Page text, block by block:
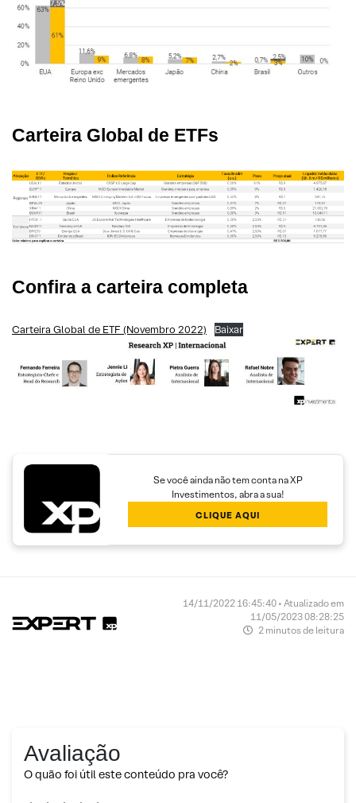
Carteira Global de ETFs
Confira a carteira completa
Carteira Global de ETF (Novembro 2022) Baixar
Se você ainda não tem conta na XP
Investimentos, abra a sua!
CLIQUE AQUI
14/11/2022 16:45:40 • Atualizado em
11/05/2023 08:28:25
2 minutos de leitura
Avaliação
O quão foi útil este conteúdo pra você?